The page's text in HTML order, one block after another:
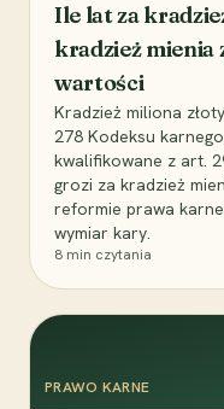
Ile lat za
kradzież
wartości
Kradzież miliona
278 Kodeksu
kwalifikowane z art.
grozi za kradzież
reformie prawa
wymiar kary.
8 min czytania
PRAWO KARNE